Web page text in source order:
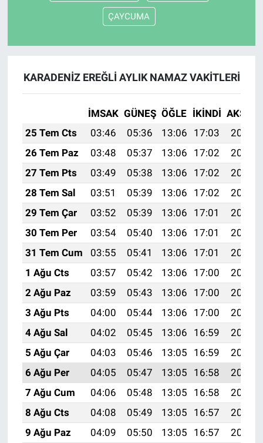
ÇAYCUMA
KARADENİZ EREĞLİ AYLIK NAMAZ VAKITLERI
İMSAK GÜNEŞ ÖĞLE İKINDI AKŞAM
25 Tem Cts
03:46 05:36 13:06 17:03
20:26
26 Tem Paz
03:48 05:37 13:06 17:02
20:25
27 Tem Pts
03:49 05:38 13:06 17:02
20:24
28 Tem Sal
03:51 05:39 13:06 17:02
20:23
29 Tem Çar
03:52 05:39 13:06 17:01
20:22
30 Tem Per
03:54 05:40 13:06 17:01
20:21
31 Tem Cum
03:55 05:41 13:06 17:01
20:20
1 Ağu Cts
03:57 05:42 13:06 17:00
20:19
2 Ağu Paz
03:59 05:43 13:06 17:00
20:18
3 Ağu Pts
04:00 05:44 13:06 17:00
20:17
4 Ağu Sal
04:02 05:45 13:06 16:59
20:16
5 Ağu Çar
04:03 05:46 13:05 16:59
20:15
6 Ağu Per
04:05 05:47 13:05 16:58
20:13
7 Ağu Cum
04:06 05:48 13:05 16:58
20:12
8 Ağu Cts
04:08 05:49 13:05 16:57
20:11
9 Ağu Paz
04:09 05:50 13:05 16:57
20:10